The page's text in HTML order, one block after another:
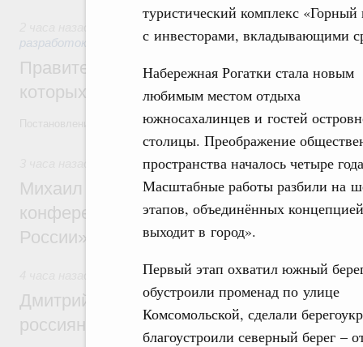
туристический комплекс
с инвесторами, вкладывающими
Набережная Рогатки стала новым
любимым местом отдыха
южносахалинцев и гостей
столицы. Преображение
пространства началось четыре
Масштабные работы разбили на
этапов, объединённых
выходит в город».
Первый этап охватил южный
обустроили променад по улице
Комсомольской, сделали
благоустроили северный берег –
разработок
Правительство расширило перечень
которых освобождаются от НДФЛ
Постановление от 5 августа 2026 года №978
Отрасль информационных технологий
Михаил Мишустин дал поручения по
конференции «Цифровая индустрия
России»
Спорт высших достижений и массовый
Дмитрий Чернышенко и Михаил
россиян с Днём физкультурника